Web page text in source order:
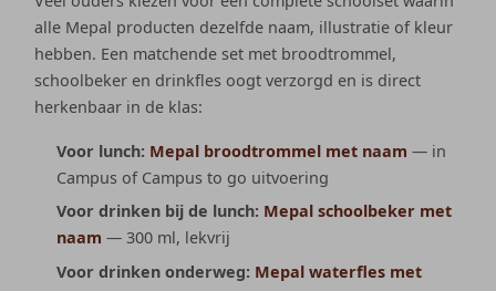
alle Mepal producten dezelfde naam, illustratie of kleur
hebben. Een matchende set met broodtrommel,
schoolbeker en drinkfles oogt verzorgd en is direct
herkenbaar in de klas:
Voor lunch: Mepal broodtrommel met naam — in
Campus of Campus to go uitvoering
Voor drinken bij de lunch: Mepal schoolbeker met
naam — 300 ml, lekvrij
Voor drinken onderweg: Mepal waterfles met